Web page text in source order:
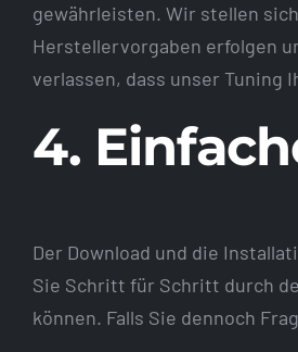
gewährleisten. Wir stellen
Herstellervorgaben erfolgen
verlassen, dass unser Tuning
4.
Der Download und die
Sie Schritt für Schritt durch
können. Falls Sie dennoch